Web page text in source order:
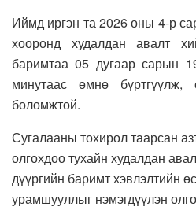
Иймд иргэн та 2026 оны 4-р
хооронд худалдан авалт
баримтаа 05 дугаар сарын
минутаас өмнө бүртгүүлж,
боломжтой.
Сугалааны тохирол таарсан
олгохдоо тухайн худалдан
дүүргийн баримт хэвлэлтийн
урамшууллыг нэмэгдүүлэн